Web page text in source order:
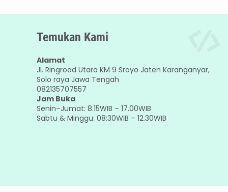
Temukan Kami
Alamat
Jl. Ringroad Utara KM 9 Sroyo Jaten Karanganyar,
Solo raya Jawa Tengah
082135707557
Jam Buka
Senin–Jumat: 8.15WIB – 17.00WIB
Sabtu & Minggu: 08:30WIB – 12.30WIB